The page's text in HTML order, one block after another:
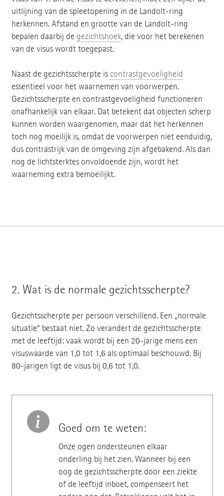
uitlijning van de spleetopening in de Landolt-ring
herkennen. Afstand en grootte van de Landolt-ring
bepalen daarbij de gezichtshoek, die voor het berekenen
van de visus wordt toegepast.
Naast de gezichtsscherpte is contrastgevoeligheid
essentieel voor het waarnemen van voorwerpen.
Gezichtsscherpte en contrastgevoeligheid functioneren
onafhankelijk van elkaar. Dat betekent dat objecten scherp
kunnen worden waargenomen, maar dat het herkennen
toch nog moeilijk is, omdat de voorwerpen niet eenduidig,
dus contrastrijk van de omgeving zijn afgebakend. Als dan
nog de lichtsterktes onvoldoende zijn, wordt het
waarneming extra bemoeilijkt.
2. Wat is de normale gezichtsscherpte?
Gezichtsscherpte per persoon verschillend. Een „normale
situatie“ bestaat niet. Zo verandert de gezichtsscherpte
met de leeftijd: vaak wordt bij een 20-jarige mens een
visuswaarde van 1,0 tot 1,6 als optimaal beschouwd. Bij
80-jarigen ligt de visus bij 0,6 tot 1,0.
Goed om te weten:
Onze ogen ondersteunen elkaar
onderling bij het zien. Wanneer bij een
oog de gezichtsscherpte door een ziekte
of de leeftijd inboet, compenseert het